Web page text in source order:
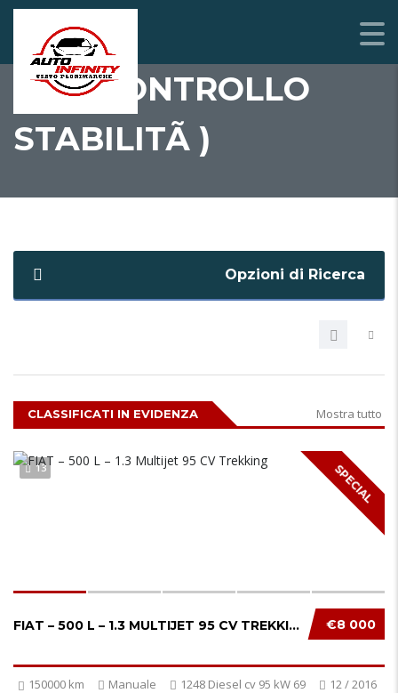
ESP (CONTROLLO
STABILITÃ )
Opzioni di Ricerca
CLASSIFICATI IN EVIDENZA Mostra tutto
SPECIAL
13
€8 000
FIAT – 500 L – 1.3 MULTIJET 95 CV TREKKING...
150000 km Manuale 1248 Diesel cv 95 kW 69 12 / 2016